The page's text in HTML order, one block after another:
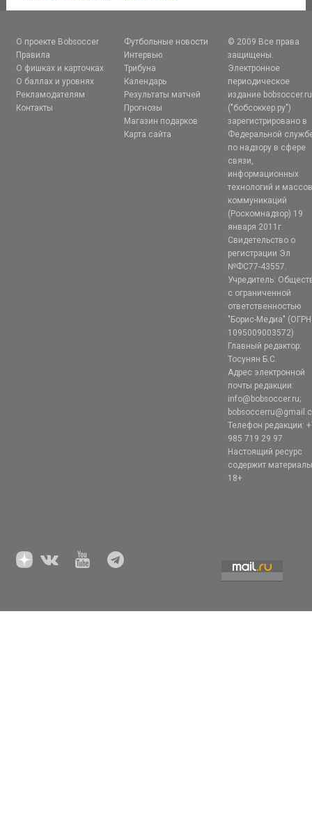
О проекте Bobsoccer
Правила
О фишках и карточках
О баллах и уровнях
Рекламодателям
Контакты
Футбольные новости
Интервью
Трибуна
Календарь
Результаты матчей
Прогнозы
Магазин подарков
Карта сайта
© 2009 Все права
защищены.
Электронное
периодическое
издание bobsoccer.ru
("бобсоккер.ру")
зарегистрировано в
Федеральной
по надзору в сфере
связи,
информационных
технологий и
коммуникаций
(Роскомнадзор) 19
января 2011г.
Свидетельство о
регистрации Эл
№ФС77-43557.
Учредитель:
с ограниченной
ответственностью
"Борис-Медиа" (ОГРН
1095009003572)
Главный редактор:
Тосунян Б.С.
Адрес электронной
почты редакции:
info@bobsoccer.ru;
Телефон редакции:
985 719 29 97
Настоящий ресурс
содержит
18+